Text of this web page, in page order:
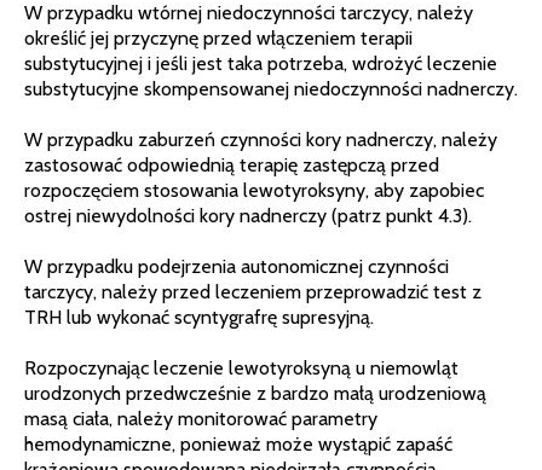
W przypadku wtórnej niedoczynności tarczycy, należy
określić jej przyczynę przed włączeniem terapii
substytucyjnej i jeśli jest taka potrzeba, wdrożyć leczenie
substytucyjne skompensowanej niedoczynności nadnerczy.
W przypadku zaburzeń czynności kory nadnerczy, należy
zastosować odpowiednią terapię zastępczą przed
rozpoczęciem stosowania lewotyroksyny, aby zapobiec
ostrej niewydolności kory nadnerczy (patrz punkt 4.3).
W przypadku podejrzenia autonomicznej czynności
tarczycy, należy przed leczeniem przeprowadzić test z
TRH lub wykonać scyntygrafrę supresyjną.
Rozpoczynając leczenie lewotyroksyną u niemowląt
urodzonych przedwcześnie z bardzo małą urodzeniową
masą ciała, należy monitorować parametry
hemodynamiczne, ponieważ może wystąpić zapaść